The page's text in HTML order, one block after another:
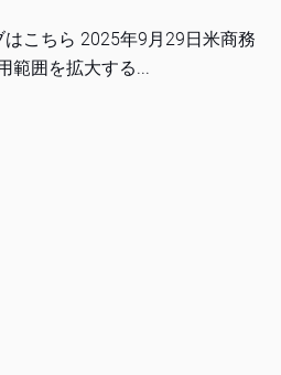
はこちら 2025年9月29日米商務
範囲を拡大する...